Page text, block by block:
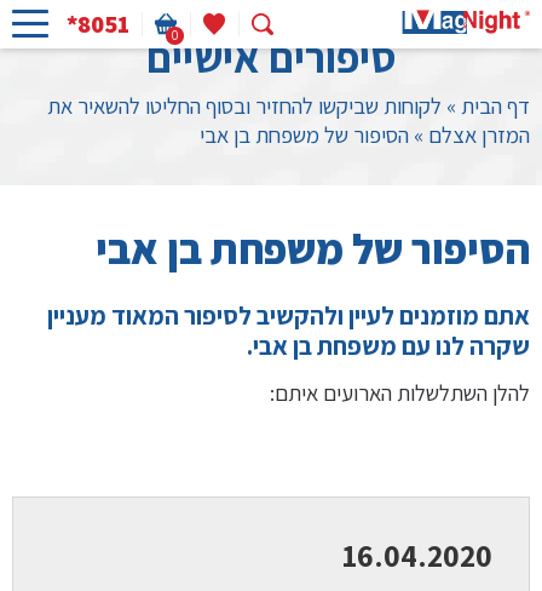
0
*8051
סיפורים אישיים
דף הבית » לקוחות שביקשו להחזיר ובסוף החליטו להשאיר את
המזרן אצלם » הסיפור של משפחת בן אבי
הסיפור של משפחת בן אבי
אתם מוזמנים לעיין ולהקשיב לסיפור המאוד מעניין
שקרה לנו עם משפחת בן אבי.
להלן השתלשלות הארועים איתם:
16.04.2020